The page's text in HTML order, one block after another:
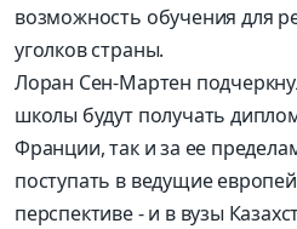
возможность обучения для
уголков страны.
Лоран Сен-Мартен
школы будут получать
Франции, так и за ее
поступать в ведущие
перспективе - и в вузы